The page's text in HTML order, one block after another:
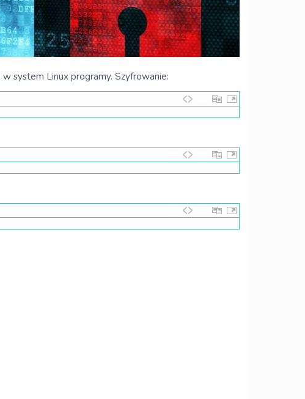
system Linux programy. Szyfrowanie: